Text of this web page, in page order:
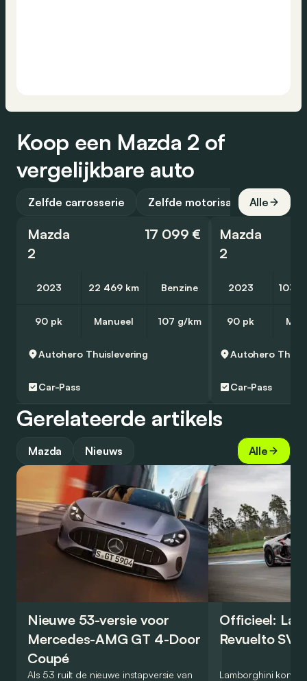
Koop een Mazda 2 of
vergelijkbare auto
Zelfde carrosserie Zelfde motorisatie Alle
Mazda
2
17 099 €
2023 22 469 km Benzine
90 pk Manueel 107 g/km
Autohero Thuislevering
Car-Pass
Mazda
2
2023 103
90 pk
Autohero
Car-Pass
Gerelateerde artikels
Mazda Nieuws Alle
Nieuwe 53-versie voor
Mercedes-AMG GT 4-Door
Coupé
Als 53 ruilt de nieuwe instapversie van
Officieel:
Revuelto SV
Lamborghini